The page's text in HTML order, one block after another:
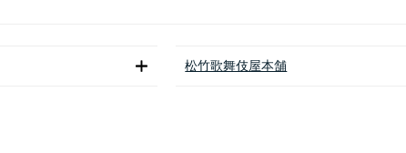
松竹歌舞伎屋本舗